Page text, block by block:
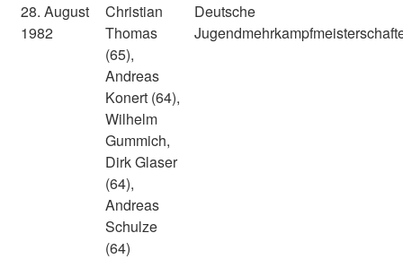
28. August
1982
Christian
Thomas
(65),
Andreas
Konert (64),
Wilhelm
Gummich,
Dirk Glaser
(64),
Andreas
Schulze
(64)
Deutsche